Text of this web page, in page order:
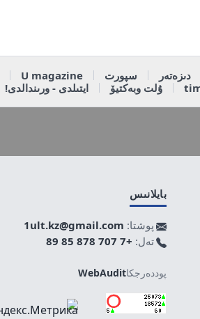
دىزەتەر سپورت U magazine
ۇلت وبەكتيۆ ايتىلدى - ورىندالدى!
بايلانىس
پوشتا: 1ult.kz@gmail.com
تەل: +7 707 878 85 89
پوددەرجكاWebAudit